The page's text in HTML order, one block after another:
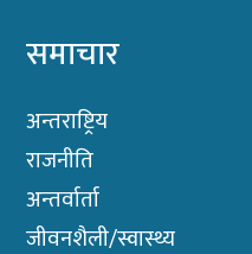
समाचार
अन्तराष्ट्रिय
राजनीति
अन्तर्वार्ता
जीवनशैली/स्वास्थ्य